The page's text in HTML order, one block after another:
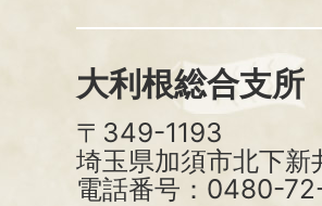
大利根総合支所
〒349-1193
埼玉県加須市北下新
電話番号：0480-72-